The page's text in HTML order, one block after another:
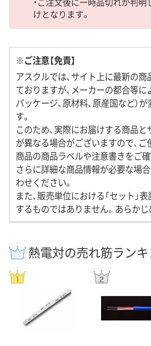
けとなります。
※ご注意【免責】
アスクルでは、サイト上に最新の
ておりますが、メーカーの都合等に
パッケージ、原材料、原産国など）
す。
このため、実際にお届けする商品
が異なる場合がございますので、
商品の商品ラベルや注意書きをご確
さらに詳細な商品情報が必要な場
わせください。
また、販売単位における「セット」
するものではありません。あらかじ
熱電対の売れ筋ラン